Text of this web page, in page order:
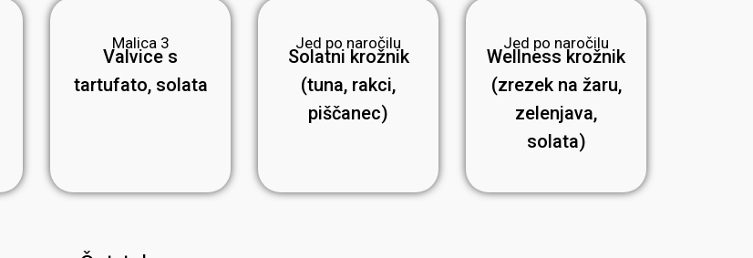
Malica 3
Valvice s
tartufato, solata
Jed po naročilu
Solatni krožnik
(tuna, rakci,
piščanec)
Jed po naročilu
Wellness krožnik
(zrezek na žaru,
zelenjava,
solata)